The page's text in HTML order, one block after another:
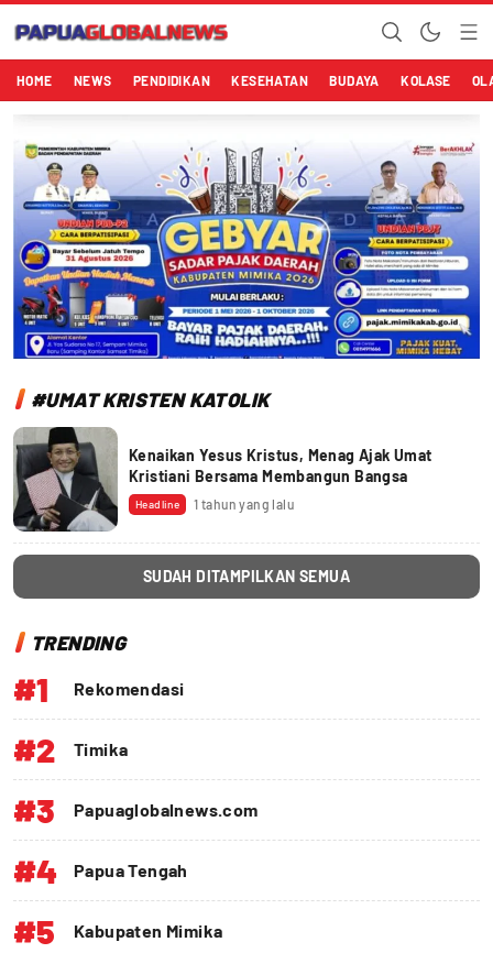
Papuaglobalnews.com
Menulis Fakta dengan Hati Bening
HOME NEWS PENDIDIKAN KESEHATAN BUDAYA KOLASE
#UMAT KRISTEN KATOLIK
Kenaikan Yesus Kristus, Menag Ajak Umat
Kristiani Bersama Membangun Bangsa
Headline 1 tahun yang lalu
SUDAH DITAMPILKAN SEMUA
TRENDING
#1 Rekomendasi
#2 Timika
#3 Papuaglobalnews.com
#4 Papua Tengah
#5 Kabupaten Mimika